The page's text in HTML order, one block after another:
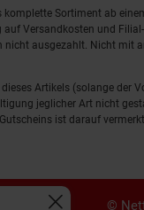
Sortiment ab
Versandkosten und
nicht ausgezahlt. Nicht mit
Artikels (solange
jeglicher Art nicht
ist darauf
©